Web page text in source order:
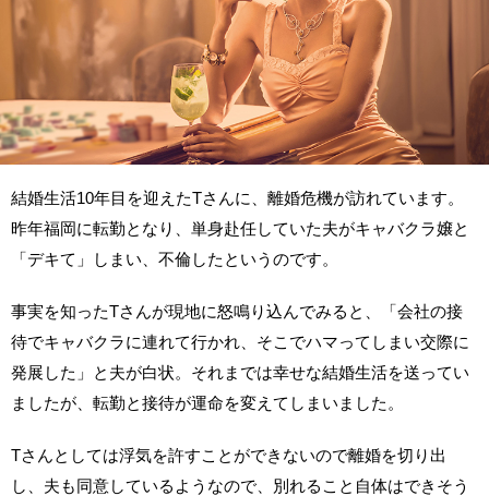
結婚生活10年目を迎えたTさんに、離婚危機が訪れています。
昨年福岡に転勤となり、単身赴任していた夫がキャバクラ嬢と
「デキて」しまい、不倫したというのです。
事実を知ったTさんが現地に怒鳴り込んでみると、「会社の接
待でキャバクラに連れて行かれ、そこでハマってしまい交際に
発展した」と夫が白状。それまでは幸せな結婚生活を送ってい
ましたが、転勤と接待が運命を変えてしまいました。
Tさんとしては浮気を許すことができないので離婚を切り出
し、夫も同意しているようなので、別れること自体はできそう